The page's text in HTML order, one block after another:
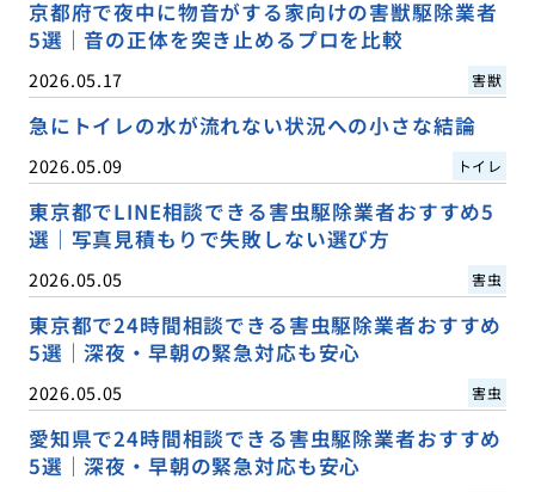
京都府で夜中に物音がする家向けの害獣駆除業者
5選｜音の正体を突き止めるプロを比較
2026.05.17 害獣
急にトイレの水が流れない状況への小さな結論
2026.05.09 トイレ
東京都でLINE相談できる害虫駆除業者おすすめ5
選｜写真見積もりで失敗しない選び方
2026.05.05 害虫
東京都で24時間相談できる害虫駆除業者おすすめ
5選｜深夜・早朝の緊急対応も安心
2026.05.05 害虫
愛知県で24時間相談できる害虫駆除業者おすすめ
5選｜深夜・早朝の緊急対応も安心